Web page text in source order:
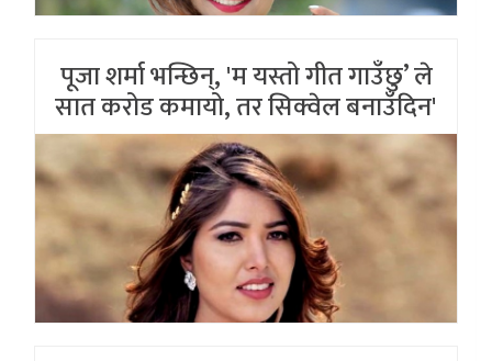
पूजा शर्मा भन्छिन्, 'म यस्तो गीत गाउँछु’ ले
सात करोड कमायो, तर सिक्वेल बनाउँदिन'